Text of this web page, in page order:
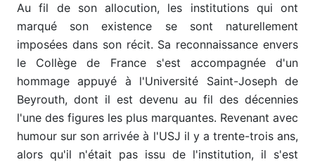
Au fil de son allocution, les institutions qui ont
marqué son existence se sont naturellement
imposées dans son récit. Sa reconnaissance envers
le Collège de France s'est accompagnée d'un
hommage appuyé à l'Université Saint-Joseph de
Beyrouth, dont il est devenu au fil des décennies
l'une des figures les plus marquantes. Revenant avec
humour sur son arrivée à l'USJ il y a trente-trois ans,
alors qu'il n'était pas issu de l'institution, il s'est